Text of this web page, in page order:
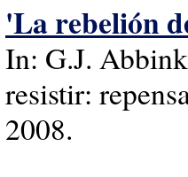
'La rebelión
In: G.J.
resistir:
2008.